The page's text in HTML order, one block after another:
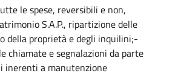
le spese, reversibili e non,
S.A.P., ripartizione delle
della proprietà e degli inquilini;-
chiamate e segnalazioni da parte
inerenti a manutenzione